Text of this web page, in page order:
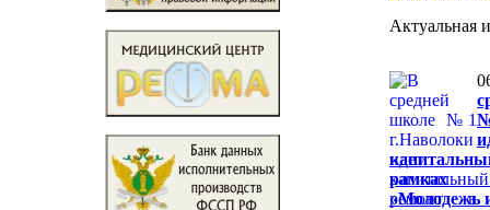
Актуальная
рамках
«Молодежь